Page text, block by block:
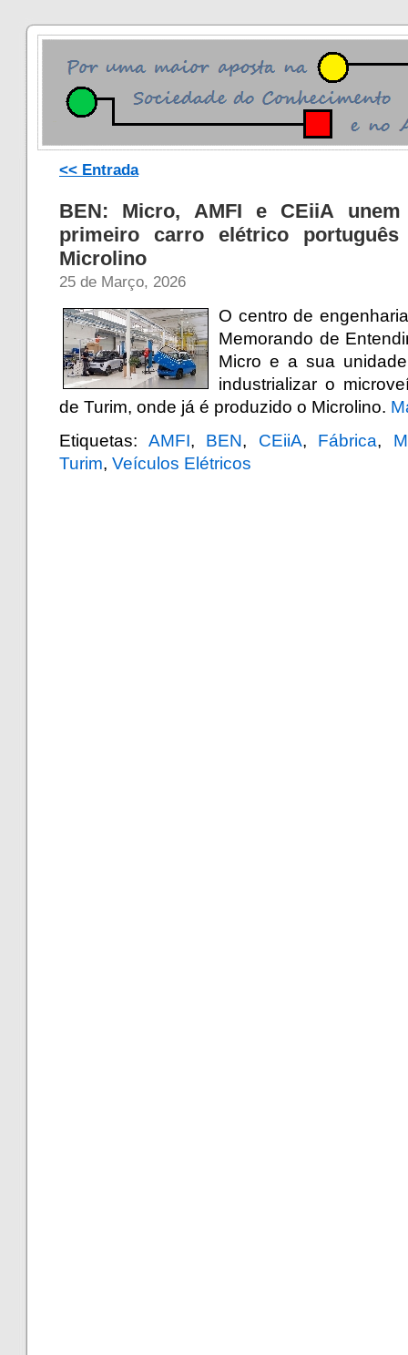
<< Entrada
BEN: Micro, AMFI e CEiiA
primeiro carro elétrico
Microlino
25 de Março, 2026
O centro de
Memorando de
Micro e a sua
industrializar o
de Turim, onde já é produzido o Microlino.
Etiquetas: AMFI, BEN, CEiiA, Fábrica,
Turim, Veículos Elétricos